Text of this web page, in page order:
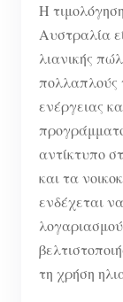
Η
Αυστραλία
λιανικής
πολλαπλούς
ενέργειας
αντίκτυπο
και τα
ενδέχεται
τη χρήση